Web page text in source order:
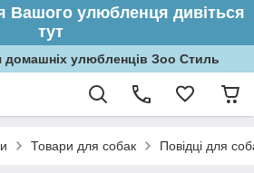
Вашого улюбленця дивіться
тут
домашніх улюбленців Зоо Стиль
Товари для собак Повідці для